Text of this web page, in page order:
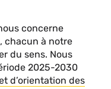
concerne
chacun à notre
du sens. Nous
2025-2030
d’orientation des